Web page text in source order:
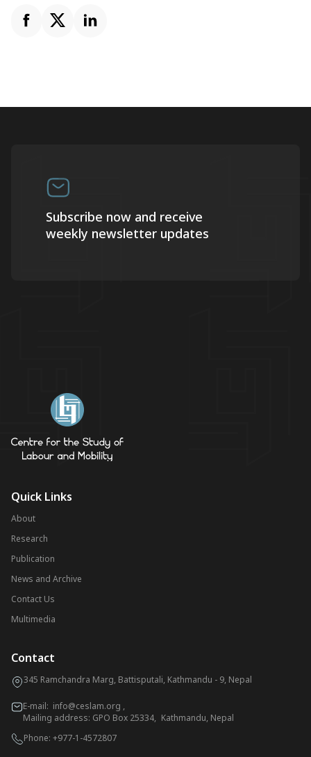
Subscribe now and receive
weekly newsletter updates
Quick Links
About
Research
Publication
News and Archive
Contact Us
Multimedia
Contact
345 Ramchandra Marg, Battisputali, Kathmandu - 9, Nepal
E-mail: info@ceslam.org ,
Mailing address: GPO Box 25334, Kathmandu, Nepal
Phone: +977-1-4572807